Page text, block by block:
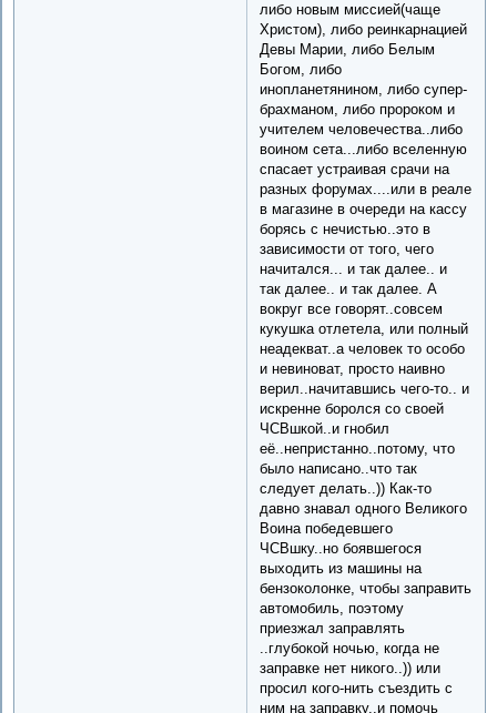
либо новым миссией(чаще
Христом), либо реинкарнацией
Девы Марии, либо Белым
Богом, либо
инопланетянином, либо супер-
брахманом, либо пророком и
учителем человечества..либо
воином сета...либо вселенную
спасает устраивая срачи на
разных форумах....или в реале
в магазине в очереди на кассу
борясь с нечистью..это в
зависимости от того, чего
начитался... и так далее.. и
так далее.. и так далее. А
вокруг все говорят..совсем
кукушка отлетела, или полный
неадекват..а человек то особо
и невиноват, просто наивно
верил..начитавшись чего-то.. и
искренне боролся со своей
ЧСВшкой..и гнобил
её..непристанно..потому, что
было написано..что так
следует делать..)) Как-то
давно знавал одного Великого
Воина победевшего
ЧСВшку..но боявшегося
выходить из машины на
бензоколонке, чтобы заправить
автомобиль, поэтому
приезжал заправлять
..глубокой ночью, когда не
заправке нет никого..)) или
просил кого-нить съездить с
ним на заправку..и помочь